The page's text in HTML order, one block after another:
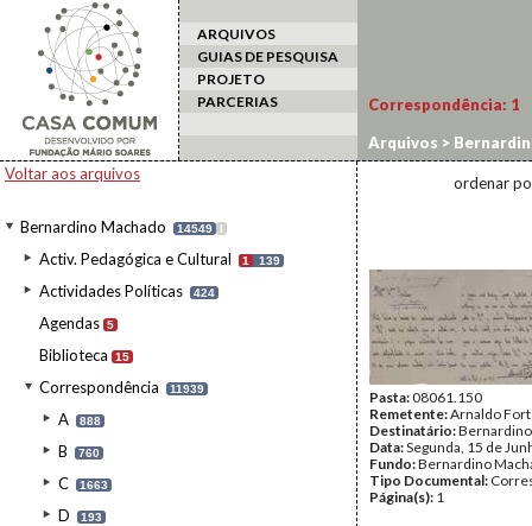
ARQUIVOS
GUIAS DE PESQUISA
PROJETO
PARCERIAS
Voltar aos arquivos
Bernardino Machado 14549 I
Activ. Pedagógica e Cultural 1 139
Actividades Políticas 424
Agendas 5
Biblioteca 15
Correspondência 11939
A 888
B 760
C 1663
D 193
Correspondência: 1
Arquivos >
ordenar
Pasta:08061.150
Remetente:Arnaldo
Destinatário:
Data:Segunda, 15 de
Fundo:Bernardino
Tipo Documental:
Página(s): 1